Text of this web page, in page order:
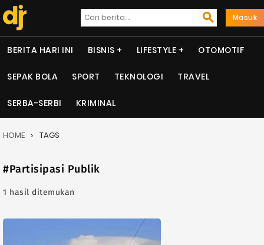
Masuk
BERITA HARI INI BISNIS LIFESTYLE OTOMOTIF
SEPAK BOLA SPORT TEKNOLOGI TRAVEL
SERBA-SERBI KRIMINAL
HOME TAGS
#Partisipasi Publik
1 hasil ditemukan